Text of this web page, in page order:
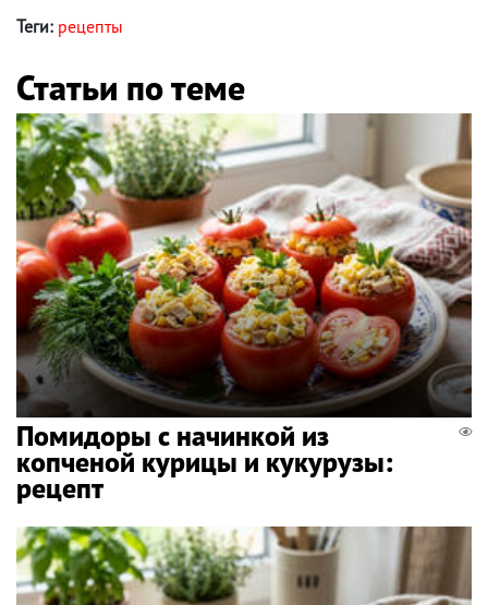
Теги: рецепты
Статьи по теме
Помидоры с начинкой из
копченой курицы и кукурузы:
рецепт